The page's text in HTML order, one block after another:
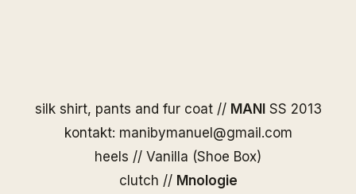
silk shirt, pants and fur coat // MANI SS 2013
kontakt: manibymanuel@gmail.com
heels // Vanilla (Shoe Box)
clutch // Mnologie